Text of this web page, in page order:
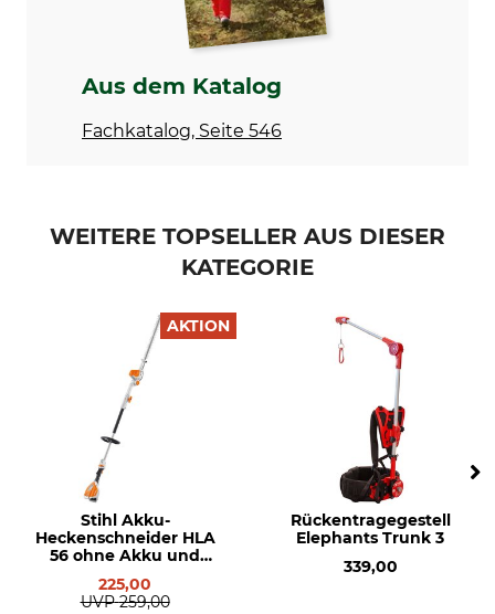
Aus dem Katalog
Fachkatalog, Seite 546
WEITERE TOPSELLER AUS DIESER
KATEGORIE
AKTION
Stihl Akku-
Heckenschneider HLA
56 ohne Akku und
225,00
UVP 259,00
Rückentragegestell
Elephants Trunk 3
339,00